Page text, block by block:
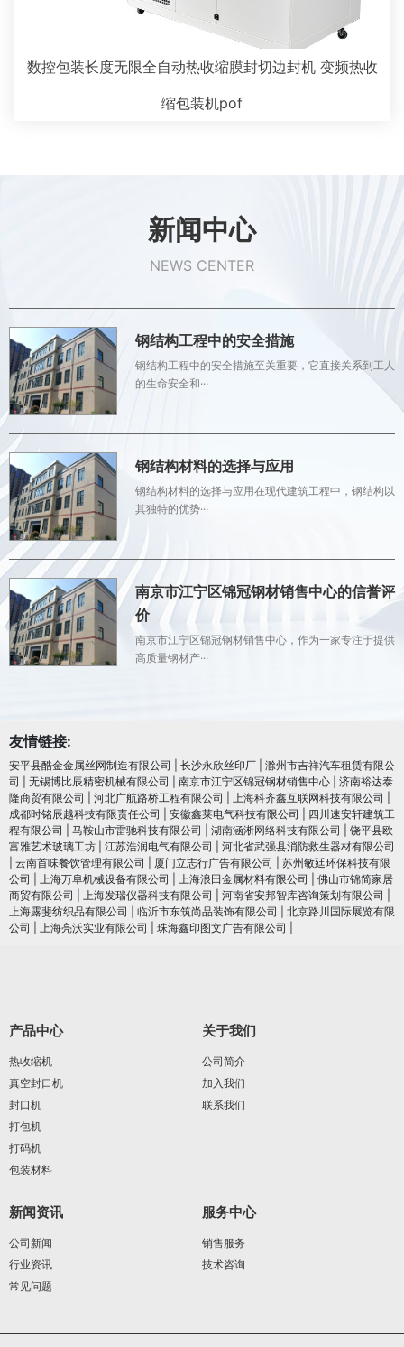
数控包装长度无限全自动热收缩膜封切边封机 变频热收
缩包装机pof
新闻中心
NEWS CENTER
钢结构工程中的安全措施
钢结构工程中的安全措施至关重要，它直接关系到工人
的生命安全和···
钢结构材料的选择与应用
钢结构材料的选择与应用在现代建筑工程中，钢结构以
其独特的优势···
南京市江宁区锦冠钢材销售中心的信誉评
价
南京市江宁区锦冠钢材销售中心，作为一家专注于提供
高质量钢材产···
友情链接:
安平县酷金金属丝网制造有限公司 长沙永欣丝印厂
滁州市吉祥汽车租赁有限公
司
无锡博比辰精密机械有限公司 南京市江宁区锦冠钢材销售中心
济南裕达泰
隆商贸有限公司
河北广航路桥工程有限公司 上海科齐鑫互联网科技有限公司
成都时铭辰越科技有限责任公司
安徽鑫莱电气科技有限公司
四川速安轩建筑工
程有限公司
马鞍山市雷驰科技有限公司 湖南涵淅网络科技有限公司
饶平县欧
富雅艺术玻璃工坊
江苏浩润电⽓有限公司
河北省武强县消防救生器材有限公司
云南首味餐饮管理有限公司 厦门立志行广告有限公司
苏州敏廷环保科技有限
公司
上海万阜机械设备有限公司 上海浪田金属材料有限公司
佛山市锦简家居
商贸有限公司
上海发瑞仪器科技有限公司 河南省安邦智库咨询策划有限公司
上海露斐纺织品有限公司
临沂市东筑尚品装饰有限公司
北京路川国际展览有限
公司
上海亮沃实业有限公司 珠海鑫印图文广告有限公司
产品中心
热收缩机
真空封口机
封口机
打包机
打码机
包装材料
关于我们
公司简介
加入我们
联系我们
新闻资讯
公司新闻
行业资讯
常见问题
服务中心
销售服务
技术咨询